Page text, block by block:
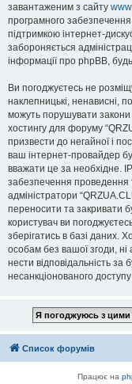
завантаженим з сайту
програмного забезпечення
підтримкою інтернет-
забороняється
інформації про phpBB,
Ви погоджуєтесь не
наклепницькі, ненависні,
можуть порушувати закони
хостингу для форуму
призвести до негайної і
ваш інтернет-провайдер
вважати це за необхідне.
забезпечення проведення
адміністратори
переносити та закривати
користувач ви
зберігатись в базі даних.
особам без вашої згоди, ні
нести відповідальність за
несанкціонованого
Список форумів
Працює на